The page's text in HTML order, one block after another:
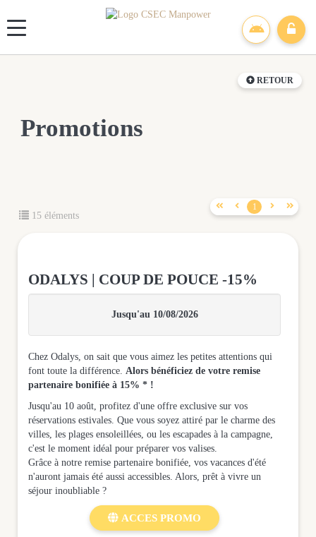
Promotions
RETOUR
15 éléments
  1  
ODALYS | COUP DE POUCE -15%
Jusqu'au 10/08/2026
Chez Odalys, on sait que vous aimez les petites attentions qui
font toute la différence. Alors bénéficiez de votre remise
partenaire bonifiée à 15% * !
Jusqu'au 10 août, profitez d'une offre exclusive sur vos
réservations estivales. Que vous soyez attiré par le charme des
villes, les plages ensoleillées, ou les escapades à la campagne,
c'est le moment idéal pour préparer vos valises.
Grâce à notre remise partenaire bonifiée, vos vacances d'été
n'auront jamais été aussi accessibles. Alors, prêt à vivre un
séjour inoubliable ?
 ACCES PROMO
Panneau de gestion des cookies